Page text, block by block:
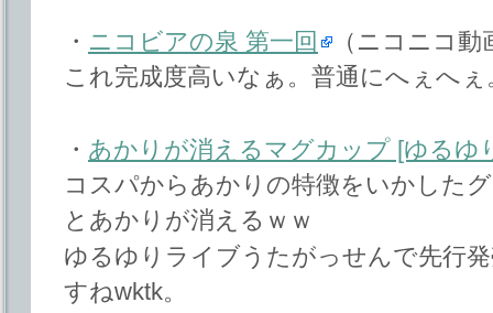
・ ニコビアの泉 第一回
（ニコニコ動
これ完成度高いなぁ。普通にへぇへ
・ あかりが消えるマグカップ [ゆるゆ
コスパからあかりの特徴をいかした
とあかりが消えるｗｗ
ゆるゆりライブうたがっせんで先行
すねwktk。